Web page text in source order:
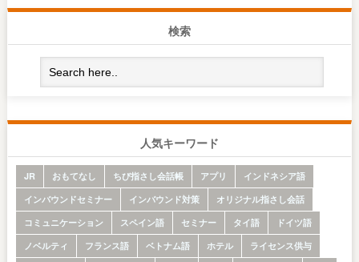
検索
人気キーワード
JR おもてなし ちび指さし会話帳 アプリ
インドネシア語
インバウンドセミナー
インバウンド対策
オリジナル指さし会話
コミュニケーション
スペイン語 セミナー タイ語
ドイツ語
ノベルティ
フランス語 ベトナム語 ホテル
ライセンス供与